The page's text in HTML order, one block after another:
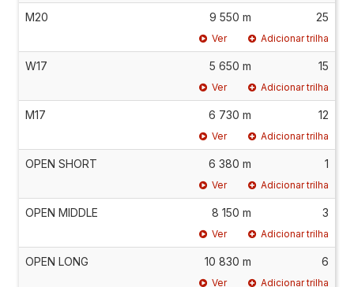
M20 9 550 m 25
Ver Adicionar trilha
W17 5 650 m 15
Ver Adicionar trilha
M17 6 730 m 12
Ver Adicionar trilha
OPEN SHORT 6 380 m 1
Ver Adicionar trilha
OPEN MIDDLE 8 150 m 3
Ver Adicionar trilha
OPEN LONG 10 830 m 6
Ver Adicionar trilha